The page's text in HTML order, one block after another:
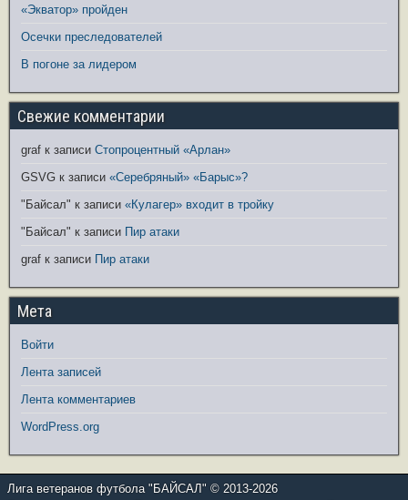
«Экватор» пройден
Осечки преследователей
В погоне за лидером
Свежие комментарии
graf к записи Стопроцентный «Арлан»
GSVG к записи «Серебряный» «Барыс»?
"Байсал" к записи «Кулагер» входит в тройку
"Байсал" к записи Пир атаки
graf к записи Пир атаки
Мета
Войти
Лента записей
Лента комментариев
WordPress.org
Лига ветеранов футбола "БАЙСАЛ" © 2013-2026